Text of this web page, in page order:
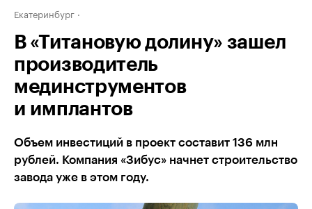
Екатеринбург
В «Титановую долину» зашел
производитель
мединструментов
и имплантов
Объем инвестиций в проект составит 136 млн
рублей. Компания «Зибус» начнет строительство
завода уже в этом году.